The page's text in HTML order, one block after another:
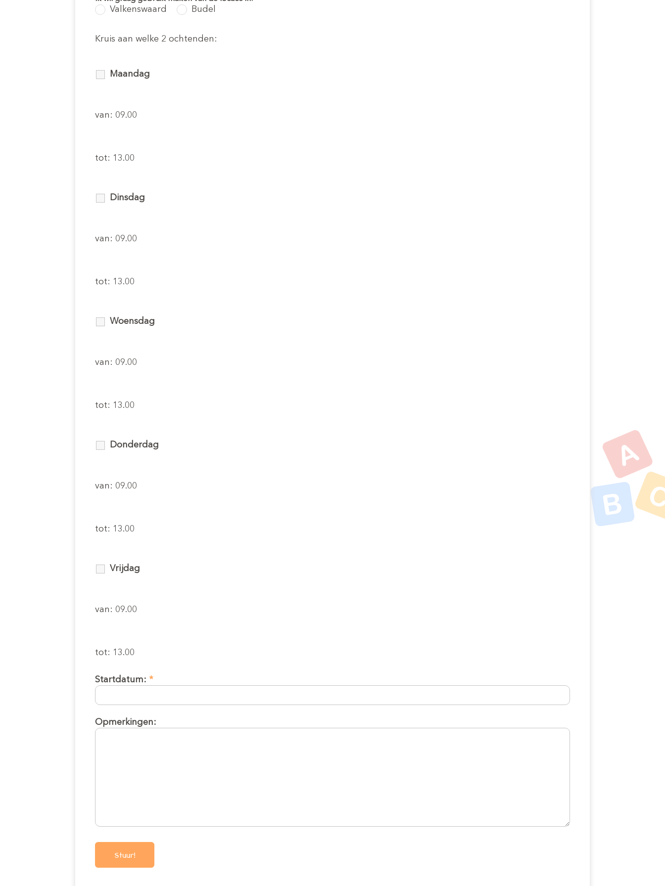
Valkenswaard Budel
Kruis aan welke 2 ochtenden:
Maandag
van: 09.00
tot: 13.00
Dinsdag
van: 09.00
tot: 13.00
Woensdag
van: 09.00
tot: 13.00
Donderdag
van: 09.00
tot: 13.00
Vrijdag
van: 09.00
tot: 13.00
Startdatum: *
Opmerkingen: